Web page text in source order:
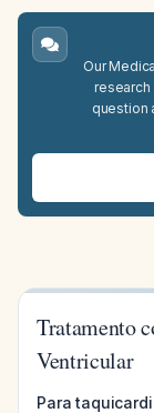
Our
research
question
Tratamento
Ventricular
Para